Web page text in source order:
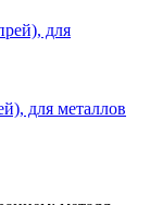
для металлов